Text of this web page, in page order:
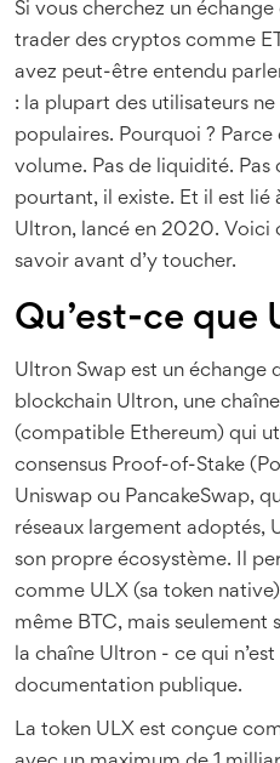
Si vous cherchez un
trader des cryptos comme
avez peut-être entendu
: la plupart des utilisateurs
populaires. Pourquoi ? Parce
volume. Pas de liquidité.
pourtant, il existe. Et il est lié
Ultron, lancé en 2020. Voici
savoir avant d’y toucher.
Qu’est-ce que
Ultron Swap est un échange
blockchain Ultron, une
(compatible Ethereum) qui
consensus Proof-of-Stake
Uniswap ou PancakeSwap,
réseaux largement adoptés,
son propre écosystème. Il
comme ULX (sa token
même BTC, mais seulement
la chaîne Ultron - ce qui
documentation publique.
La token ULX est conçue